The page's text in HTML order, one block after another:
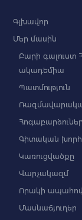
Գլխավոր
Մեր մասին
Բարի
ակադեմիա
Պատմություն
Գիտական
Կառուցվածքը
Վարչակազմ
Որակի
Մասնաճյուղեր